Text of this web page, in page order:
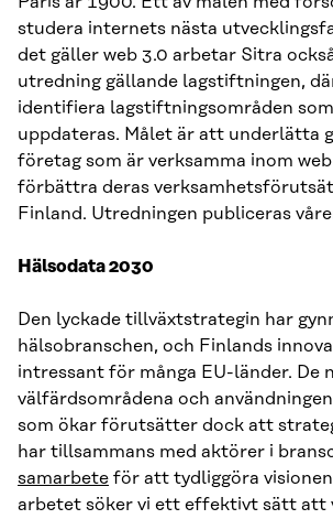
studera internets nästa
det gäller web 3.0 arbetar Sitra
utredning gällande lagstiftningen,
identifiera lagstiftningsområden
uppdateras. Målet är att underlätta
företag som är verksamma inom
förbättra deras
Finland. Utredningen publiceras
Hälsodata 2030
Den lyckade tillväxtstrategin har
hälsobranschen, och Finlands
intressant för många EU-länder. De
välfärdsområdena och
som ökar förutsätter dock att
har tillsammans med aktörer i
samarbete för att tydliggöra
arbetet söker vi ett effektivt sätt att